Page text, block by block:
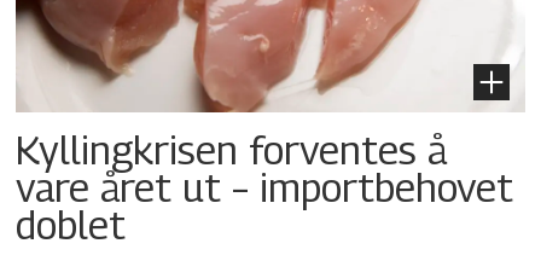
Kyllingkrisen forventes å
vare året ut – importbehovet
doblet